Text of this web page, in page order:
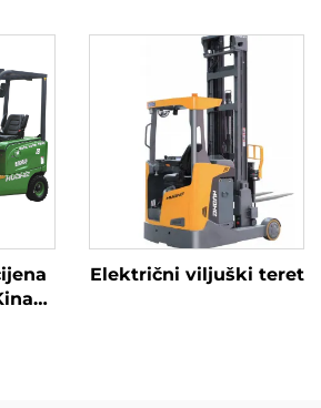
m
litijumska baterija,
napravljena u Kini, je
razumno cijenjena.
Električni viljuški teret